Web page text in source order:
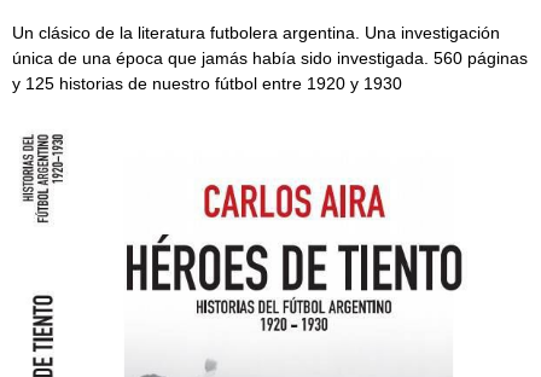
Un clásico de la literatura futbolera argentina. Una investigación
única de una época que jamás había sido investigada. 560 páginas
y 125 historias de nuestro fútbol entre 1920 y 1930